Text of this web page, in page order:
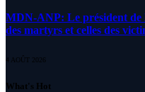
MDN-ANP: Le président de
des martyrs et celles des
4 AOÛT 2026
What's Hot